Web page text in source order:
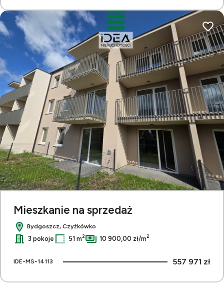
Dodaj
Mieszkanie na sprzedaż
Bydgoszcz, Czyżkówko
3 pokoje 51 m2 10 900,00 zł/m2
IDE-MS-14113 557 971 zł